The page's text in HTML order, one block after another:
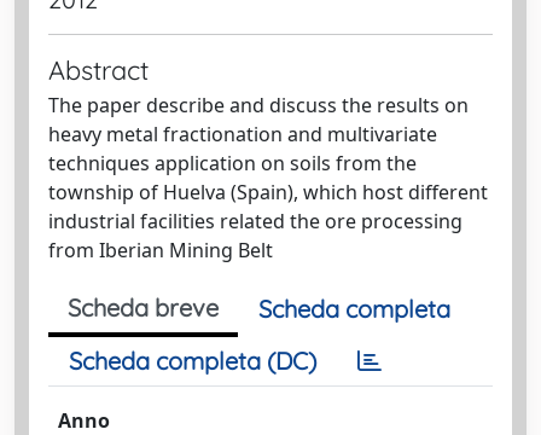
Abstract
The paper describe and discuss the results on
heavy metal fractionation and multivariate
techniques application on soils from the
township of Huelva (Spain), which host different
industrial facilities related the ore processing
from Iberian Mining Belt
Scheda breve
Scheda completa
Scheda completa (DC)
Anno